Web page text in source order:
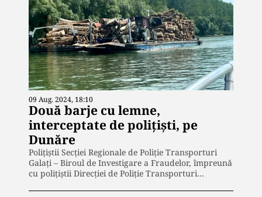
09 Aug. 2024, 18:10
Două barje cu lemne,
interceptate de polițiști, pe
Dunăre
Polițiștii Secției Regionale de Poliție Transporturi
Galați – Biroul de Investigare a Fraudelor, împreună
cu polițiștii Direcției de Poliție Transporturi…